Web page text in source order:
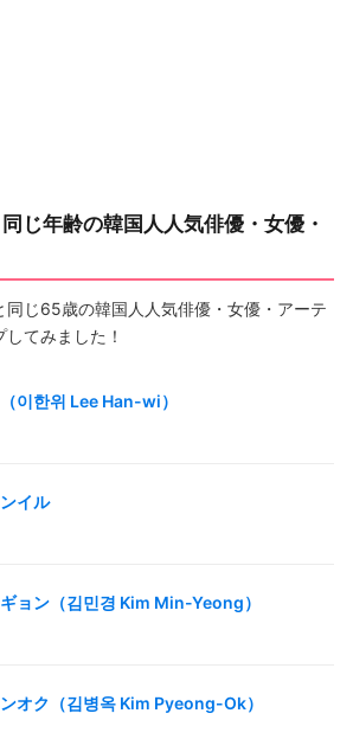
じ年齢の韓国人人気俳優・女優・
同じ65歳の韓国人人気俳優・女優・アーテ
てみました！
이한위 Lee Han-wi）
イル
ョン（김민경 Kim Min-Yeong）
オク（김병옥 Kim Pyeong-Ok）